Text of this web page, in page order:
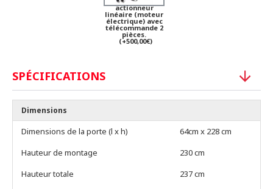
actionneur
linéaire (moteur
électrique) avec
télécommande 2
pièces.
(+500,00€)
SPÉCIFICATIONS
Dimensions
Dimensions de la porte (l x h)
64cm x 228 cm
Hauteur de montage
230 cm
Hauteur totale
237 cm